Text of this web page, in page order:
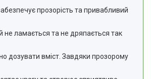
прозорість та привабливий
не ламається та не дряпається так
дозувати вміст. Завдяки прозорому